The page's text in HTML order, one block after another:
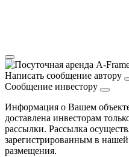
Написать сообщение автору
Сообщение инвестору
Информация о Вашем
доставлена инвесторам
рассылки. Рассылка
зарегистрированным в
размещения.